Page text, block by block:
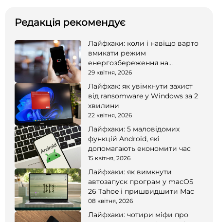
Редакція рекомендує
Лайфхаки: коли і навіщо варто
вмикати режим
енергозбереження на
смартфоні
29 квітня, 2026
Лайфхак: як увімкнути захист
від ransomware у Windows за 2
хвилини
22 квітня, 2026
Лайфхаки: 5 маловідомих
функцій Android, які
допомагають економити час
15 квітня, 2026
Лайфхаки: як вимкнути
автозапуск програм у macOS
26 Tahoe і пришвидшити Mac
08 квітня, 2026
Лайфхаки: чотири міфи про